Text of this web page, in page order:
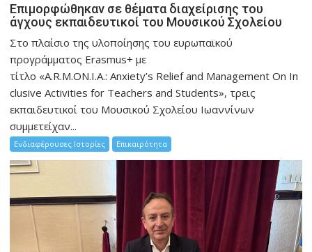
Eπιμορφώθηκαν σε θέματα διαχείρισης του
άγχους εκπαιδευτικοί του Μουσικού Σχολείου
Στο πλαίσιο της υλοποίησης του ευρωπαϊκού
προγράμματος Erasmus+ με
τίτλο «A.R.M.ON.I.A.: Anxiety’s Relief and Management On In
clusive Activities for Teachers and Students», τρεις
εκπαιδευτικοί του Μουσικού Σχολείου Ιωαννίνων
συμμετείχαν...
Ενδιαφέρουσες Ιστορίες Επικαιρότητα